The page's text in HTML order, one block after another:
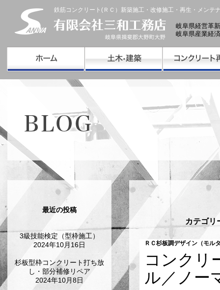
鉄筋コンクリート(ＲＣ）新築施工・改修施工・再生・メンテ
岐阜県経営革
岐阜県産業経
最近の投稿
3級技能検定（型枠施工）
2024年10月16日
杉板型枠コンクリート打ち放
し・部分補修リペア
2024年10月8日
カテゴリ
ＲＣ杉板調デザイン（モル
コンクリ
ル／ノー